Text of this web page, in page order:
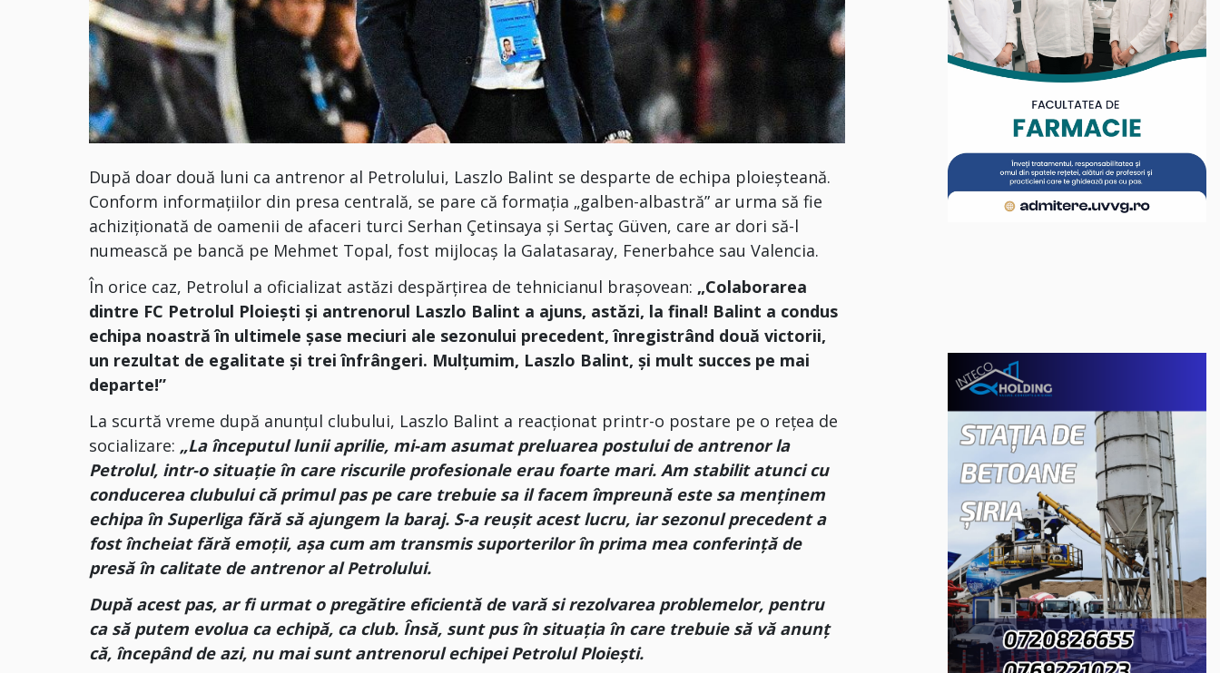
După doar două luni ca antrenor al Petrolului, Laszlo Balint se desparte de echipa ploieșteană.
Conform informațiilor din presa centrală, se pare că formația „galben-albastră” ar urma să fie
achiziționată de oamenii de afaceri turci Serhan Çetinsaya și Sertaç Güven, care ar dori să-l
numească pe bancă pe Mehmet Topal, fost mijlocaș la Galatasaray, Fenerbahce sau Valencia.
În orice caz, Petrolul a oficializat astăzi despărțirea de tehnicianul brașovean: „Colaborarea
dintre FC Petrolul Ploiești și antrenorul Laszlo Balint a ajuns, astăzi, la final! Balint a condus
echipa noastră în ultimele șase meciuri ale sezonului precedent, înregistrând două victorii,
un rezultat de egalitate și trei înfrângeri. Mulțumim, Laszlo Balint, și mult succes pe mai
departe!”
La scurtă vreme după anunțul clubului, Laszlo Balint a reacționat printr-o postare pe o rețea de
socializare: „La începutul lunii aprilie, mi-am asumat preluarea postului de antrenor la
Petrolul, intr-o situație în care riscurile profesionale erau foarte mari. Am stabilit atunci cu
conducerea clubului că primul pas pe care trebuie sa il facem împreună este sa menținem
echipa în Superliga fără să ajungem la baraj. S-a reușit acest lucru, iar sezonul precedent a
fost încheiat fără emoții, așa cum am transmis suporterilor în prima mea conferință de
presă în calitate de antrenor al Petrolului.
După acest pas, ar fi urmat o pregătire eficientă de vară si rezolvarea problemelor, pentru
ca să putem evolua ca echipă, ca club. Însă, sunt pus în situația în care trebuie să vă anunț
că, începând de azi, nu mai sunt antrenorul echipei Petrolul Ploiești.